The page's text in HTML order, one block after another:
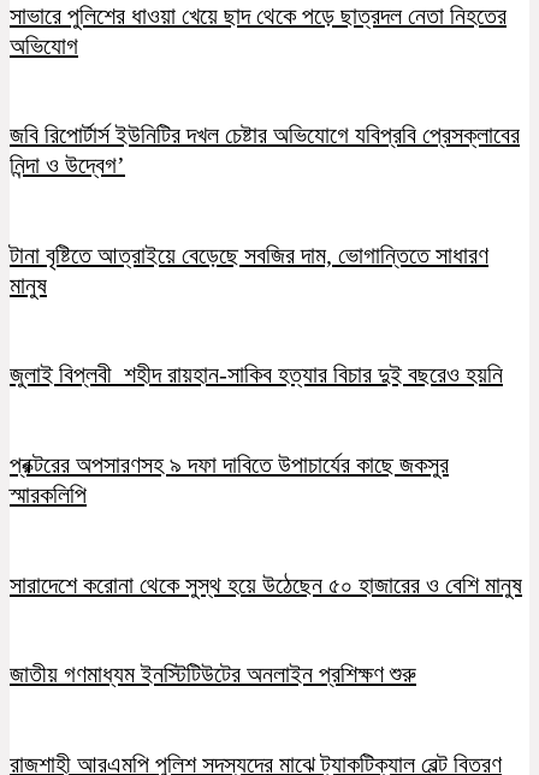
সাভারে পুলিশের ধাওয়া খেয়ে ছাদ থেকে পড়ে ছাত্রদল নেতা নিহতের
অভিযোগ
জবি রিপোর্টার্স ইউনিটির দখল চেষ্টার অভিযোগে যবিপ্রবি প্রেসক্লাবের
নিন্দা ও উদ্বেগ’
টানা বৃষ্টিতে আত্রাইয়ে বেড়েছে সবজির দাম, ভোগান্তিতে সাধারণ
মানুষ
জুলাই বিপ্লবী শহীদ রায়হান-সাকিব হত্যার বিচার দুই বছরেও হয়নি
প্রক্টরের অপসারণসহ ৯ দফা দাবিতে উপাচার্যের কাছে জকসুর
স্মারকলিপি
সারাদেশে করোনা থেকে সুস্থ হয়ে উঠেছেন ৫০ হাজারের ও বেশি মানুষ
জাতীয় গণমাধ্যম ইনস্টিটিউটের অনলাইন প্রশিক্ষণ শুরু
রাজশাহী আরএমপি পুলিশ সদস্যদের মাঝে ট্যাকটিক্যাল বেল্ট বিতরণ